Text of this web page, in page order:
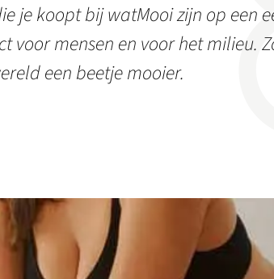
je koopt bij watMooi zijn op een
voor mensen en voor het milieu.
een beetje mooier.